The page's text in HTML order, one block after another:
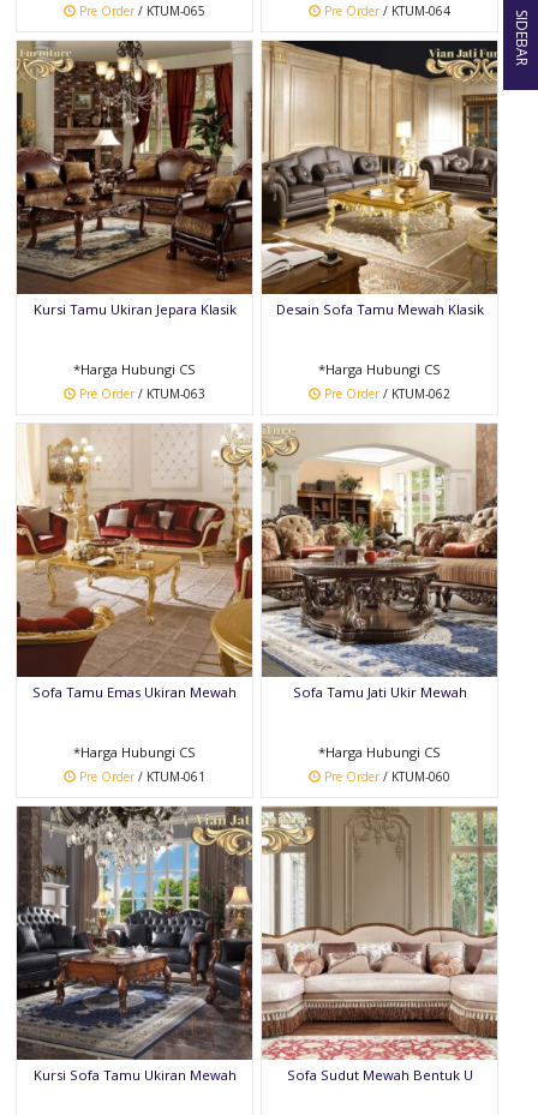
Pre Order/ KTUM-065 Pre Order/ KTUM-064
Kursi Tamu Ukiran Jepara Klasik
*Harga Hubungi CS
Pre Order/ KTUM-063
Desain Sofa Tamu Mewah Klasik
*Harga Hubungi CS
Pre Order/ KTUM-062
Sofa Tamu Emas Ukiran Mewah
*Harga Hubungi CS
Pre Order/ KTUM-061
Sofa Tamu Jati Ukir Mewah
*Harga Hubungi CS
Pre Order/ KTUM-060
Kursi Sofa Tamu Ukiran Mewah Sofa Sudut Mewah Bentuk U
SIDEBAR